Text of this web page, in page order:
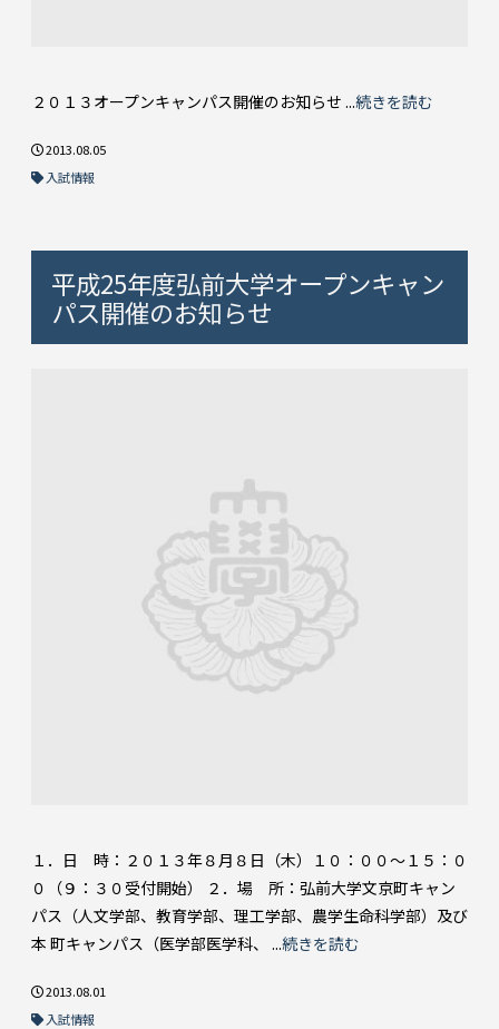
２０１３オープンキャンパス開催のお知らせ ...続きを読む
2013.08.05
入試情報
平成25年度弘前大学オープンキャン
パス開催のお知らせ
１．日 時：２０１３年８月８日（木）１０：００～１５：０
０（９：３０受付開始） ２．場 所：弘前大学文京町キャン
パス（人文学部、教育学部、理工学部、農学生命科学部）及び
本 町キャンパス（医学部医学科、 ...続きを読む
2013.08.01
入試情報